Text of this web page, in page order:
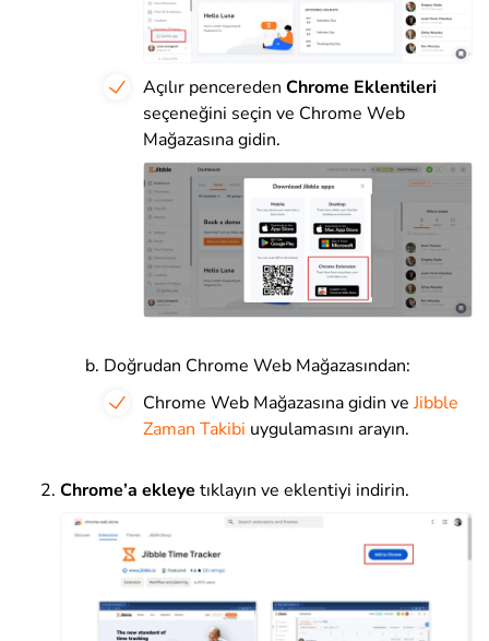
Açılır pencereden Chrome Eklentileri
seçeneğini seçin ve Chrome Web
Mağazasına gidin.
Doğrudan Chrome Web Mağazasından:
Chrome Web Mağazasına gidin veJibble
Zaman Takibi uygulamasını arayın.
Chrome’a ekleye tıklayın ve eklentiyi indirin.